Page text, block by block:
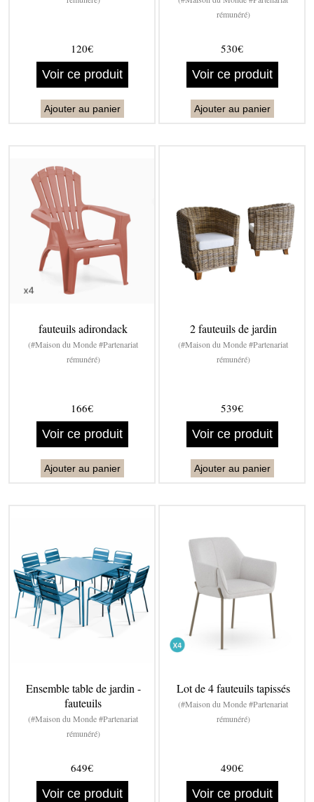
120€
Voir ce produit
Ajouter au panier
rémunéré)
530€
Voir ce produit
Ajouter au panier
fauteuils adirondack
(#Maison du Monde #Partenariat
rémunéré)
166€
Voir ce produit
Ajouter au panier
2 fauteuils de jardin
(#Maison du Monde #Partenariat
rémunéré)
539€
Voir ce produit
Ajouter au panier
Ensemble table de jardin -
fauteuils
(#Maison du Monde #Partenariat
rémunéré)
649€
Voir ce produit
Lot de 4 fauteuils tapissés
(#Maison du Monde #Partenariat
rémunéré)
490€
Voir ce produit